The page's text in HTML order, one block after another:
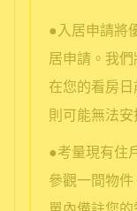
●入居申請將
居申請。我
在您的看房
則可能無法安
●考量現有住
參觀一間物